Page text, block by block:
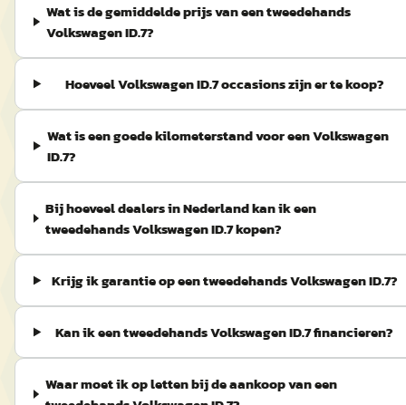
Wat is de gemiddelde prijs van een tweedehands
Volkswagen ID.7?
Hoeveel Volkswagen ID.7 occasions zijn er te koop?
Wat is een goede kilometerstand voor een Volkswagen
ID.7?
Bij hoeveel dealers in Nederland kan ik een
tweedehands Volkswagen ID.7 kopen?
Krijg ik garantie op een tweedehands Volkswagen ID.7?
Kan ik een tweedehands Volkswagen ID.7 financieren?
Waar moet ik op letten bij de aankoop van een